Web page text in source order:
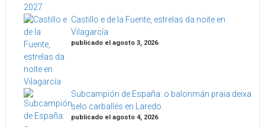
Castillo e de la Fuente, estrelas da noite en
Vilagarcía
publicado el agosto 3, 2026
Subcampión de España: o balonmán praia deixa
selo carballés en Laredo
publicado el agosto 4, 2026